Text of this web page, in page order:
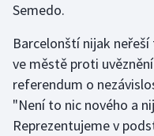
Veslování
Vodní slalom
Volejbal
Semedo.
Barcelonští nijak
ve městě proti
referendum o
"Není to nic nového a
Reprezentujeme v